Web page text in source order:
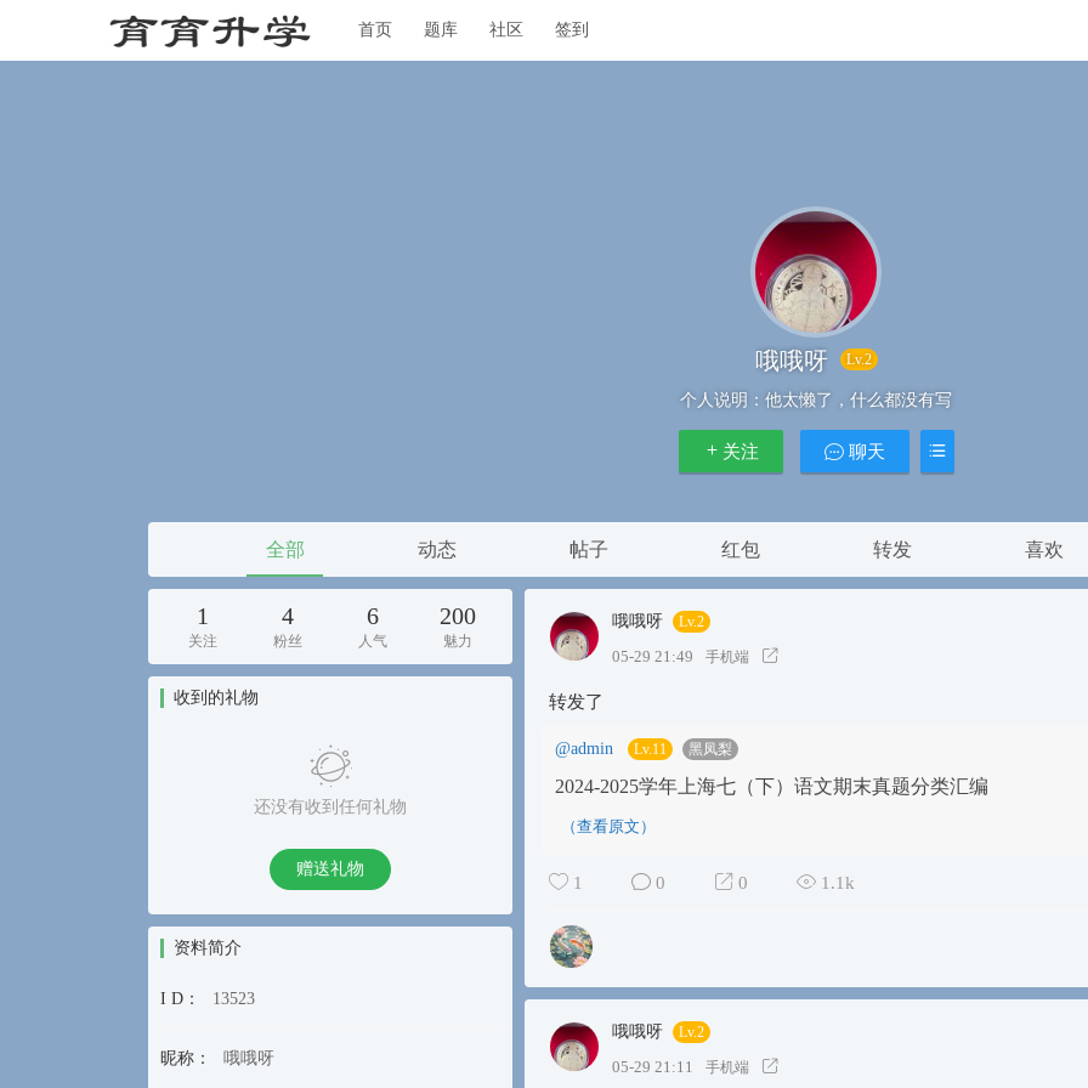
首页 题库 社区 签到
哦哦呀 Lv.2
个人说明： 他太懒了，什么都没有写
关注 聊天
全部 动态 帖子 红包 转发 喜欢
1
关注
4
粉丝
6
人气
200
魅力
收到的礼物
还没有收到任何礼物
赠送礼物
资料简介
I D： 13523
昵称： 哦哦呀
哦哦呀 Lv.2
05-29 21:49 手机端
转发了
@admin Lv.11 黑凤梨
2024-2025学年上海七（下）语文期末真题分类汇编
（查看原文）
1 0 0 1.1k
哦哦呀 Lv.2
05-29 21:11 手机端